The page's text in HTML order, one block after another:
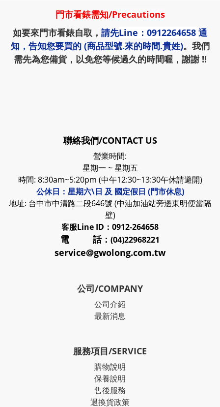
門市看錶需知/Precautions
如要來門市看錶自取， 請先Line：0912264658 通
知，告知您要買的 (商品型號.來的時間.貴姓)。我們
需先為您備貨，以免您等候過久的時間喔，謝謝 !!
聯絡我們/CONTACT US
營業時間:
星期一 ~ 星期五
時間: 8:30am~5:20pm (中午12:30~13:30午休請避開)
公休日：星期六\日 及 國定假日 (門市休息)
地址: 台中市中清路二段646號 (中油加油站旁邊東明便當隔
壁)
客服Line ID：0912-264658
電 話： (04)22968221
service@gwolong.com.tw
公司/COMPANY
公司介紹
最新消息
服務項目/SERVICE
購物說明
保養說明
售後服務
退換貨政策